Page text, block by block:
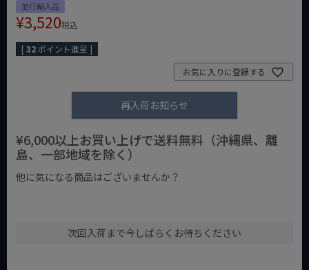
並行輸入品
¥3,520税込
[32ポイント進呈 ]
お気に入りに登録する
再入荷お知らせ
¥6,000以上お買い上げで送料無料（沖縄県、離
島、一部地域を除く）
他に気になる商品はございませんか？
次回入荷まで今しばらくお待ちください